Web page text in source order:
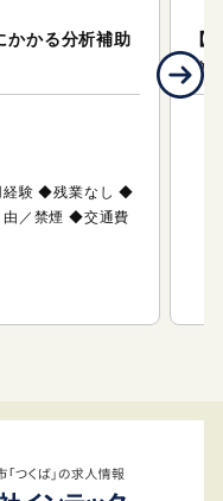
かかる分析補助
経験 ◆残業なし ◆
／禁煙 ◆交通費
【
整